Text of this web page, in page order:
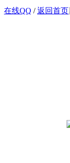
在线QQ /返回首页